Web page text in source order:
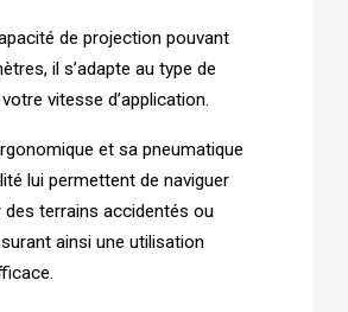
de projection pouvant
il s’adapte au type de
vitesse d’application.
et sa pneumatique
lui permettent de naviguer
des terrains accidentés ou
ainsi une utilisation